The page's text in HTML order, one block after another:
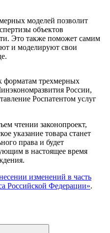
моделей позволит
объектов
Это также поможет самим
и моделируют свои
форматам трехмерных
России,
Роспатентом услуг
чтении законопроект,
указание товара станет
права и будет
в настоящее время
изменений в часть
Российской Федерации».